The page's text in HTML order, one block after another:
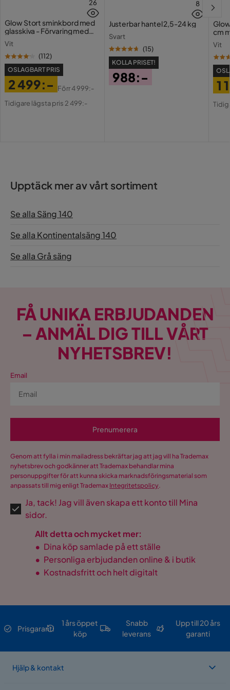
26
Glow Stort sminkbord med
glasskiva - Förvaring med
Vit
(112)
OSLAGBART PRIS
Pris
2 499:-
Original
Förr4 999:-
Tidigare lägsta pris 2 499:-
8
Justerbar hantel 2,5-24 kg
Svart
(15)
KOLLA PRISET!
988:-
cm
Vit
1
Upptäck mer av vårt sortiment
Se alla Säng 140
Se alla Kontinentalsäng 140
Se alla Grå säng
FÅ UNIKA ERBJUDANDEN
– ANMÄL DIG TILL VÅRT
NYHETSBREV!
Email
Prenumerera
Genom att fylla i min mailadress bekräftar jag att jag vill ha Trademax
nyhetsbrev och godkänner att Trademax behandlar mina
personuppgifter för att kunna skicka marknadsföringsmaterial som
anpassats till mig enligt Trademax Integritetspolicy.
Ja, tack! Jag vill även skapa ett konto till Mina
sidor.
Allt detta och mycket mer:
• Dina köp samlade på ett ställe
• Personliga erbjudanden online & i butik
• Kostnadsfritt och helt digitalt
Prisgaranti
1 års öppet
köp
Snabb
leverans
Upp till 20 års
garanti
Hjälp & kontakt